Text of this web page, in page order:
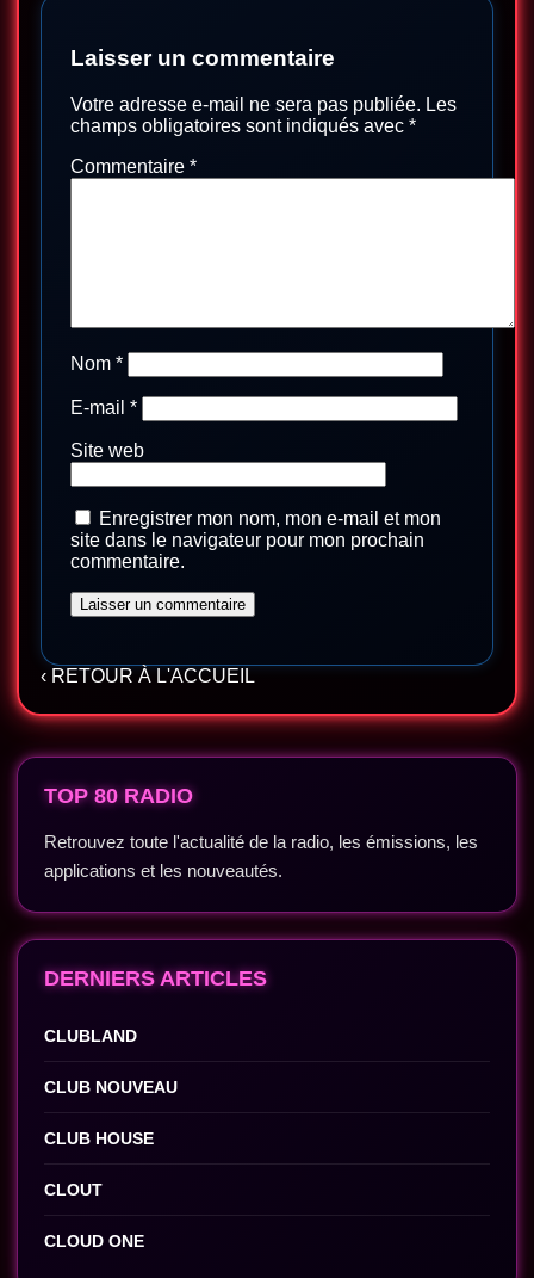
Laisser un commentaire
Votre adresse e-mail ne sera pas publiée. Les
champs obligatoires sont indiqués avec *
Commentaire *
Nom *
E-mail *
Site web
Enregistrer mon nom, mon e-mail et mon
site dans le navigateur pour mon prochain
commentaire.
‹ RETOUR À L'ACCUEIL
TOP 80 RADIO
Retrouvez toute l'actualité de la radio, les émissions, les
applications et les nouveautés.
DERNIERS ARTICLES
CLUBLAND
CLUB NOUVEAU
CLUB HOUSE
CLOUT
CLOUD ONE